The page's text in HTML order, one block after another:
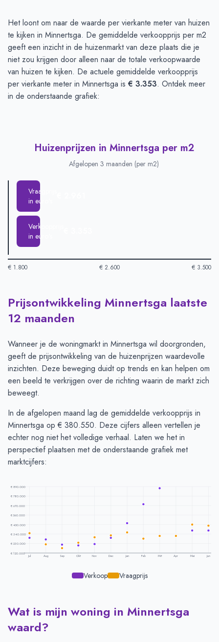
Huizenprijzen in Minnertsga- Afgelopen 3 maanden
Type
Bedrag
Vraagprijs in euro's
€ 438.437
Verkoopprijs in euro's
€ 380.550
Het loont om naar de waarde per vierkante meter van huizen
te kijken in Minnertsga. De gemiddelde verkoopprijs per m2
geeft een inzicht in de huizenmarkt van deze plaats die je
niet zou krijgen door alleen naar de totale verkoopwaarde
van huizen te kijken. De actuele gemiddelde verkoopprijs
per vierkante meter in Minnertsga is € 3.353. Ontdek meer
in de onderstaande grafiek:
Huizenprijzen in Minnertsga per m2
Afgelopen 3 maanden (per m2)
Vraagprijs
in euro's
Verkoopprijs
in euro's
€ 1.800 € 2.600 € 3.500
Huizenprijzen in Minnertsga per m2-Afgelopen 3 maanden
Type
Vraagprijs in euro's
Verkoopprijs in euro's
€ 3.353
Prijsontwikkeling Minnertsga laatste
12 maanden
Wanneer je de woningmarkt in Minnertsga wil doorgronden,
geeft de prijsontwikkeling van de huizenprijzen waardevolle
inzichten. Deze beweging duidt op trends en kan helpen om
een beeld te verkrijgen over de richting waarin de markt zich
beweegt.
In de afgelopen maand lag de gemiddelde verkoopprijs in
Minnertsga op € 380.550. Deze cijfers alleen vertellen je
echter nog niet het volledige verhaal. Laten we het in
perspectief plaatsen met de onderstaande grafiek met
marktcijfers:
€ 890.000
€ 780.000
€ 670.000
€ 560.000
€ 450.000
€ 340.000
€ 230.000
€ 120.000
Jul Aug Sep Okt Nov Dec Jan Feb Mrt Apr Mei Jun
Verkoop Vraagprijs
Prijsontwikkeling per maand -Minnertsga
Maand
Vraagprijs
Verkoopprijs
Juli
Wat is mijn woning in Minnertsga
waard?